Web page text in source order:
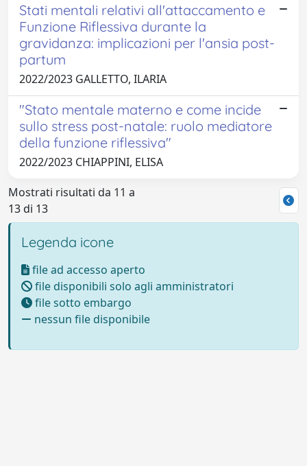
Stati mentali relativi all'attaccamento e
Funzione Riflessiva durante la
gravidanza: implicazioni per l'ansia post-
partum
2022/2023 GALLETTO, ILARIA
"Stato mentale materno e come incide
sullo stress post-natale: ruolo mediatore
della funzione riflessiva"
2022/2023 CHIAPPINI, ELISA
Mostrati risultati da 11 a
13 di 13
Legenda icone
file ad accesso aperto
file disponibili solo agli amministratori
file sotto embargo
nessun file disponibile